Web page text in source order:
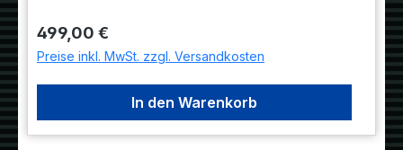
für mobile Geräte zu schreiben. Für Welche
Bereiche compiliert werden kann, ist
abhängig von der Art der Lizenz.
Regulärer Preis:
499,00 €
Preise inkl. MwSt. zzgl. Versandkosten
In den Warenkorb